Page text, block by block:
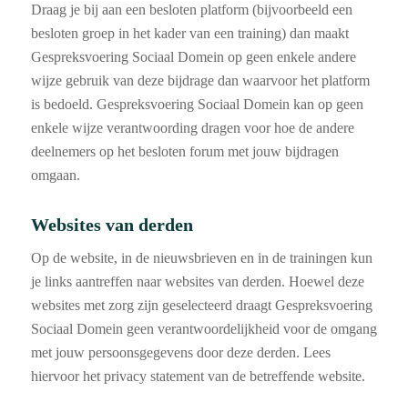
Draag je bij aan een besloten platform (bijvoorbeeld een
besloten groep in het kader van een training) dan maakt
Gespreksvoering Sociaal Domein op geen enkele andere
wijze gebruik van deze bijdrage dan waarvoor het platform
is bedoeld. Gespreksvoering Sociaal Domein kan op geen
enkele wijze verantwoording dragen voor hoe de andere
deelnemers op het besloten forum met jouw bijdragen
omgaan.
Websites van derden
Op de website, in de nieuwsbrieven en in de trainingen kun
je links aantreffen naar websites van derden. Hoewel deze
websites met zorg zijn geselecteerd draagt Gespreksvoering
Sociaal Domein geen verantwoordelijkheid voor de omgang
met jouw persoonsgegevens door deze derden. Lees
hiervoor het privacy statement van de betreffende website.